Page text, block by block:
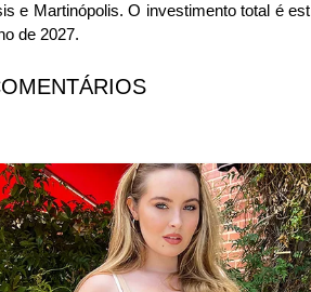
e Martinópolis. O investimento total é
de 2027.